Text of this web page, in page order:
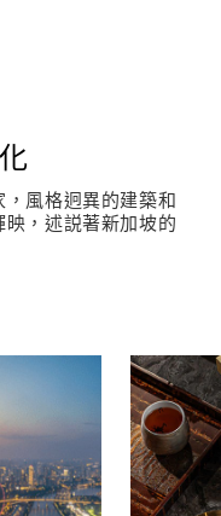
風格迥異的建築和
，述説著新加坡的